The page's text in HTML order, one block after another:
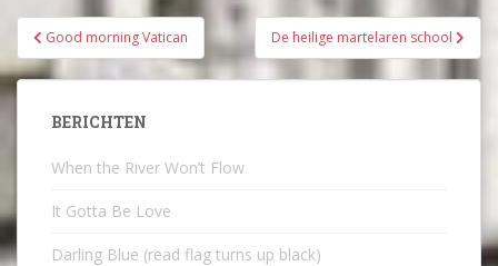
Bericht
navigatie
Good morning Vatican De heilige martelaren school
BERICHTEN
When the River Won’t Flow
It Gotta Be Love
Darling Blue (read flag turns up black)